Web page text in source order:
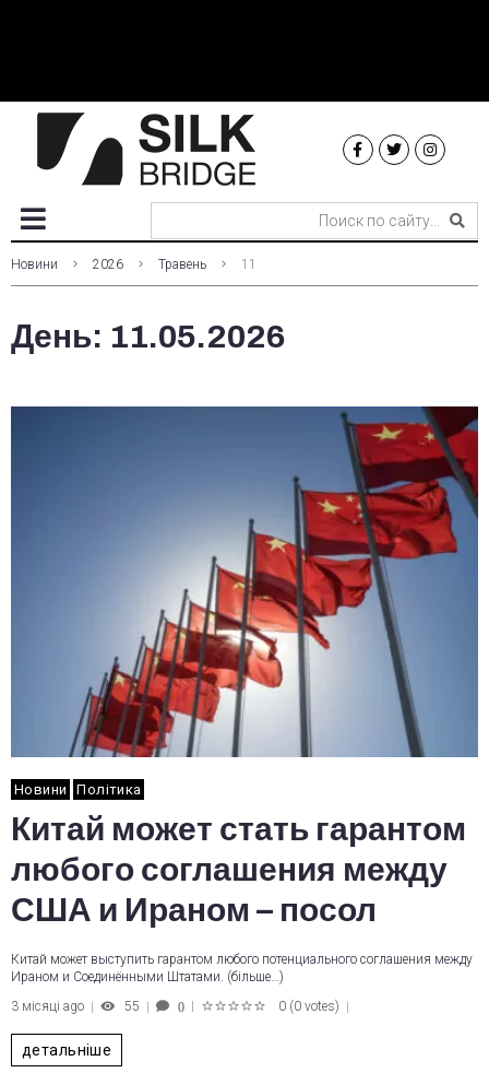
Новини 2026 Травень 11
День: 11.05.2026
Новини Політика
Китай может стать гарантом
любого соглашения между
США и Ираном – посол
Китай может выступить гарантом любого потенциального соглашения между
Ираном и Соединёнными Штатами. (більше…)
3 місяці ago
55 0 0 (0 votes)
детальніше